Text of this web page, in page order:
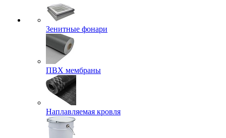
Зенитные фонари
ПВХ мембраны
Наплавляемая кровля